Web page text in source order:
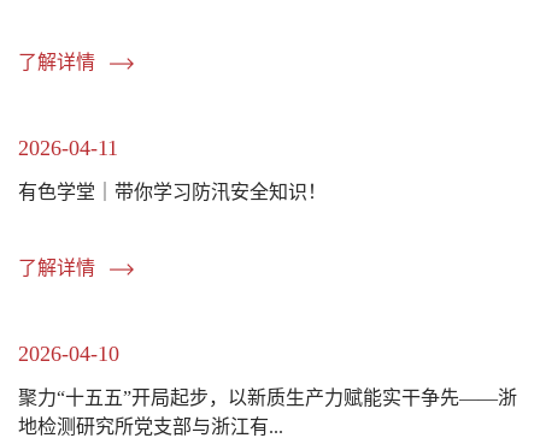
了解详情
2026-04-11
有色学堂｜带你学习防汛安全知识！
了解详情
2026-04-10
聚力“十五五”开局起步，以新质生产力赋能实干争先——浙
地检测研究所党支部与浙江有...